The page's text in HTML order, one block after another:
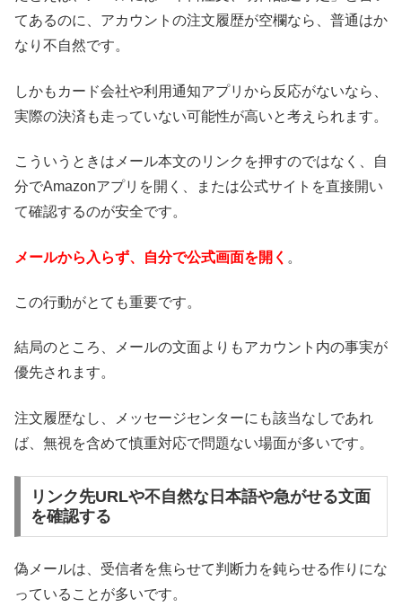
てあるのに、アカウントの注文履歴が空欄なら、普通はか
なり不自然です。
しかもカード会社や利用通知アプリから反応がないなら、
実際の決済も走っていない可能性が高いと考えられます。
こういうときはメール本文のリンクを押すのではなく、自
分でAmazonアプリを開く、または公式サイトを直接開い
て確認するのが安全です。
メールから入らず、自分で公式画面を開く 。
この行動がとても重要です。
結局のところ、メールの文面よりもアカウント内の事実が
優先されます。
注文履歴なし、メッセージセンターにも該当なしであれ
ば、無視を含めて慎重対応で問題ない場面が多いです。
リンク先URLや不自然な日本語や急がせる文面
を確認する
偽メールは、受信者を焦らせて判断力を鈍らせる作りにな
っていることが多いです。